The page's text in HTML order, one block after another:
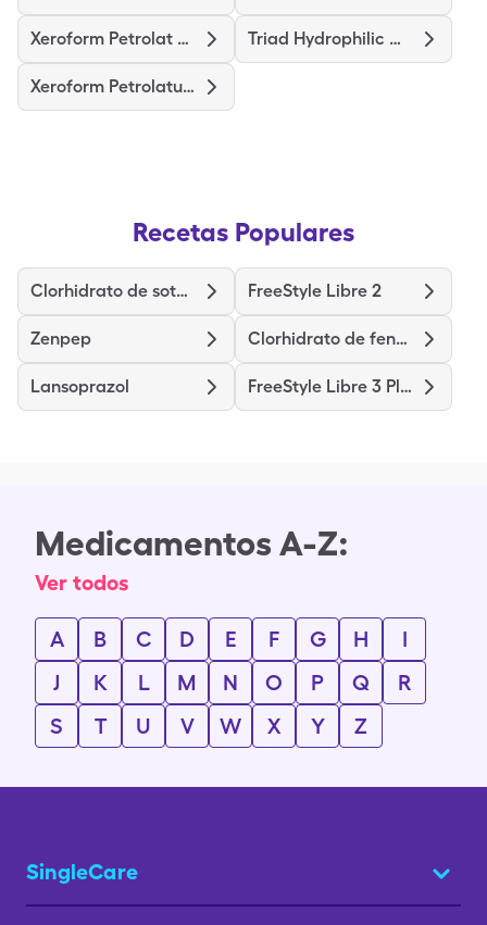
Xeroform Petrolat Patch 4"X4" Triad Hydrophilic Wound Dress
Xeroform Petrolatum Dres 4"X4"
Recetas Populares
Clorhidrato de sotalol FreeStyle Libre 2
Zenpep Clorhidrato de fenazopiridina
Lansoprazol FreeStyle Libre 3 Plus Sensor
Medicamentos A-Z:
Ver todos
A B C D E F G H
I
J
K L M N O P Q
R
S
T U V W X Y Z
SingleCare